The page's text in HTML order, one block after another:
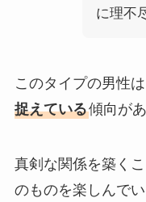
に理不
このタイプの男性は
捉えている傾向が
真剣な関係を築く
のものを楽しんで